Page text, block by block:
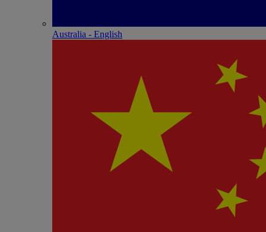
Australia - English